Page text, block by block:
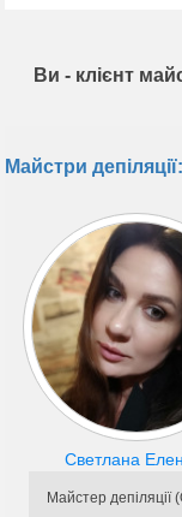
Ви - клієнт
Майстри
Светлана
Майстер депіляції